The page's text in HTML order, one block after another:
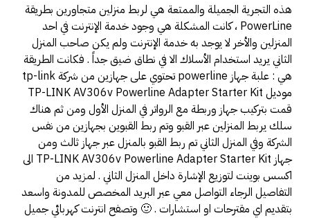
التجرية الجميلة والممتعة هي لربط منزلين متجاورين بطريقة
PowerLine ، كانت المشكلة هي وجود خدمة الإنترنت في احد
والأخر لا يوجد به خدمة الإنترنت ولم يكن صاحب المنزل
يريد استخدام الأسلاك الا في نطاق ضيق جداً . فكانت الطريقة
هي : علبة جهاز powerline تحتوي على جهازين من شركة tp-link
موديل TP-LINK AV306v Powerline Adapter Starter Kit
بتركيب جهاز وربطة مع الرواتر في المنزل الأول ومن ثم هناك
يربط المنزلين عبر القبو وتم ربط القبوين بجهازين من نفس
وفي المنزل الثاني تم ربط القبو بالمنزل عبر جهاز ثالث ومن
جهاز TP-LINK AV306v Powerline Adapter Starter Kit الى
بوينت لتوزيع الإشارة داخل المنزل الثاني . لمزيد من
الرجاء التواصل معي عبر البريد المخصص للمدونة واسعد
اي مقترحات او استشارات . 🙂 وتصفح انترنت كهربائي جميل